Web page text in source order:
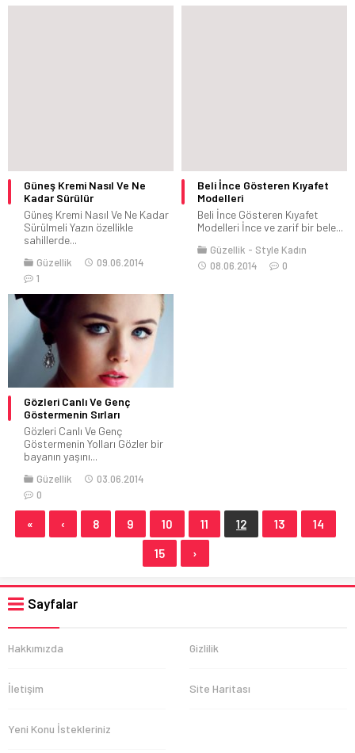
Güneş Kremi Nasıl Ve Ne
Kadar Sürülür
Güneş Kremi Nasıl Ve Ne Kadar
Sürülmeli Yazın özellikle
sahillerde...
Güzellik
09.06.2014
1
Beli İnce Gösteren Kıyafet
Modelleri
Beli İnce Gösteren Kıyafet
Modelleri İnce ve zarif bir bele...
Güzellik
Style Kadın
08.06.2014
0
Gözleri Canlı Ve Genç
Göstermenin Sırları
Gözleri Canlı Ve Genç
Göstermenin Yolları Gözler bir
bayanın yaşını...
Güzellik
03.06.2014
0
« ‹ 8 9 10 11 12 13 14
15 ›
Sayfalar
Hakkımızda Gizlilik
İletişim Site Haritası
Yeni Konu İstekleriniz